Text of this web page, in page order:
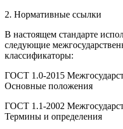
2. Нормативные ссылки
В настоящем стандарте
следующие
классификаторы:
ГОСТ 1.0-2015
Основные положения
ГОСТ 1.1-2002
Термины и определения